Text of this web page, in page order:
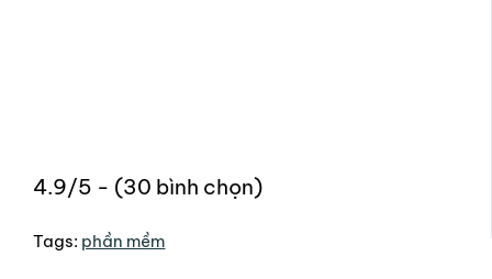
4.9/5 - (30 bình chọn)
Tags: phần mềm